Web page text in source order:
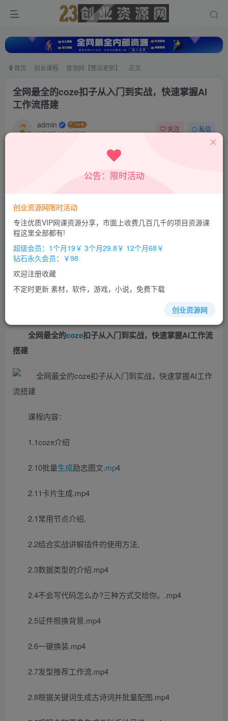
首页 创业课程 冒泡网【整站更新】 正文
全网最全的coze扣子从入门到实战，快速掌握AI
工作流搭建
admin
9月7日 22:59发布
关注 私信
全网最全的coze扣子从入门到实战，快速掌握AI工作流搭建
超级会员
立即购买
您当前未登录！建议登陆后购买，办理会员包月更省钱，可保存购
全网最全的coze扣子从入门到实战，快速掌握AI工作流
搭建
课程内容：
1.1coze介绍
2.10批量生成励志图文.mp4
2.11卡片生成.mp4
2.1常用节点介绍,
2.2结合实战讲解插件的使用方法,
2.3数据类型的介绍.mp4
2.4不会写代码怎么办?三种方式交给你。.mp4
2.5证件照换背景.mp4
2.6一键换装.mp4
2.7发型推荐工作流.mp4
2.8根据关键词生成古诗词并批量配图.mp4
公告：限时活动
创业资源网限时活动
专注优质VIP网课资源分享，市面上收费几百几千的项目资源课
程这里全部都有!
超级会员：1个月19￥ 3个月29.8￥ 12个月68￥
钻石永久会员：￥98
欢迎注册收藏
不定时更新 素材，软件，游戏，小说，免费下载
创业资源网